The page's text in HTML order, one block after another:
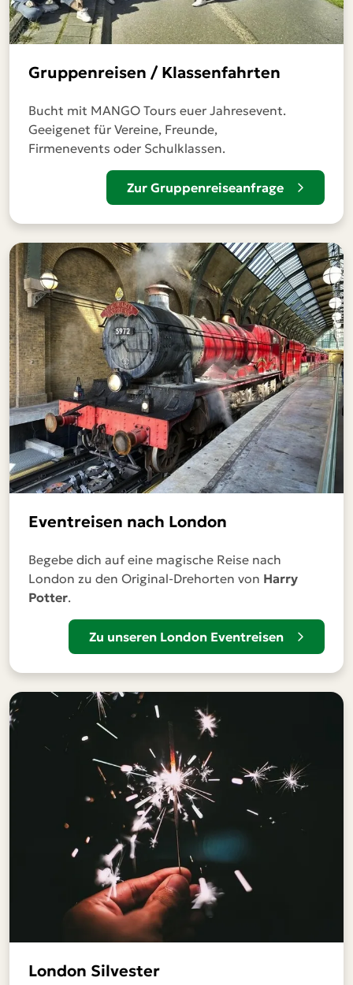
Gruppenreisen / Klassenfahrten
Bucht mit MANGO Tours euer Jahresevent.
Geeigenet für Vereine, Freunde,
Firmenevents oder Schulklassen.
Zur Gruppenreiseanfrage
Eventreisen nach London
Begebe dich auf eine magische Reise nach
London zu den Original-Drehorten von Harry
Potter.
Zu unseren London Eventreisen
London Silvester